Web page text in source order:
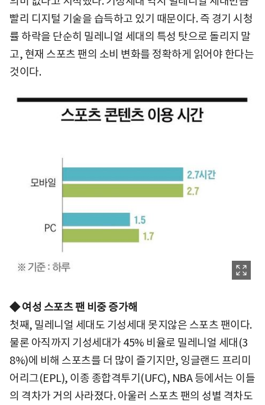
빨리 디지털 기술을 습득하고 있기 때문이다. 즉 경기 시청
률 하락을 단순히 밀레니얼 세대의 특성 탓으로 돌리지 말
고, 현재 스포츠 팬의 소비 변화를 정확하게 읽어야 한다는
것이다.
◆ 여성 스포츠 팬 비중 증가해
첫째, 밀레니얼 세대도 기성세대 못지않은 스포츠 팬이다.
물론 아직까지 기성세대가 45% 비율로 밀레니얼 세대(3
8%)에 비해 스포츠를 더 많이 즐기지만, 잉글랜드 프리미
어리그(EPL), 이종 종합격투기(UFC), NBA 등에서는 이들
의 격차가 거의 사라졌다. 아울러 스포츠 팬의 성별 격차도